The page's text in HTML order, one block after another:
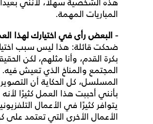
المباريات المهمة.
- البعض رأى في اختيارك لهذا
ضحكت قائلة: هذا ليس سبب
بكرة القدم، وأنا مثلهم، لكن
المجتمع والمناخ الذي تعيش
المسلسل، كل الحكاية أن
بأنني أحببت هذا العمل كثيرًا
يتوافر كثيرًا في الأعمال
الأعمال الأخرى التي تعتمد على